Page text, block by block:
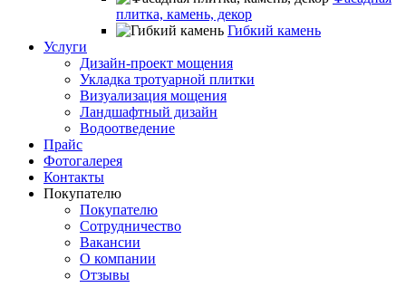
плитка, камень, декор
Гибкий камень
Услуги
Дизайн-проект мощения
Укладка тротуарной плитки
Визуализация мощения
Ландшафтный дизайн
Водоотведение
Прайс
Фотогалерея
Контакты
Покупателю
Покупателю
Сотрудничество
Вакансии
О компании
Отзывы